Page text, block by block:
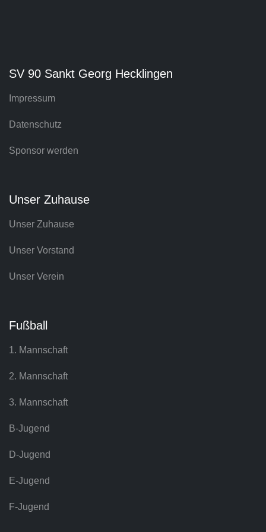
SV 90 Sankt Georg Hecklingen
Impressum
Datenschutz
Sponsor werden
Unser Zuhause
Unser Zuhause
Unser Vorstand
Unser Verein
Fußball
1. Mannschaft
2. Mannschaft
3. Mannschaft
B-Jugend
D-Jugend
E-Jugend
F-Jugend